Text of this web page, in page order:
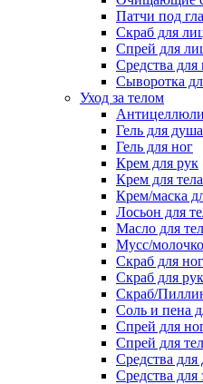
Патчи под
Скраб для
Спрей для
Средства для
Сыворотка
Уход за телом
Гель для душа
Гель для ног
Крем для рук
Крем для тела
Крем/маска
Лосьон для
Масло для
Мусс/молочко
Скраб для ног
Скраб для рук
Скраб/
Соль и пена
Спрей для
Спрей для
Средства
Средства для